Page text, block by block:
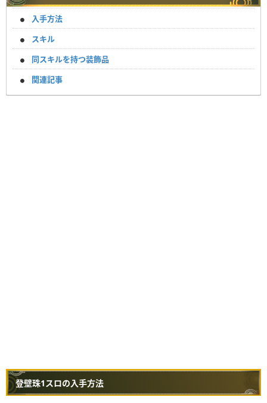
入手方法
スキル
同スキルを持つ装飾品
関連記事
登壁珠1スロの入手方法